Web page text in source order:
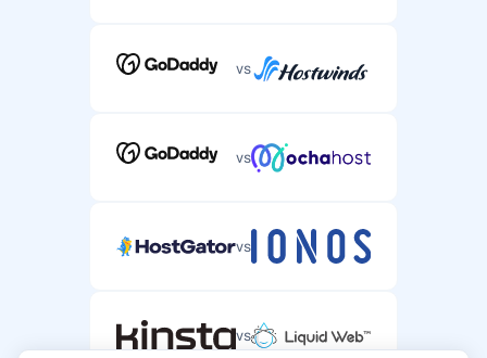
vs
vs
vs
vs